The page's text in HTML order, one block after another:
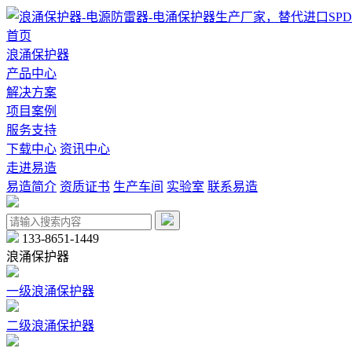
首页
浪涌保护器
产品中心
解决方案
项目案例
服务支持
下载中心 资讯中心
走进易造
易造简介 资质证书 生产车间 实验室 联系易造
133-8651-1449
浪涌保护器
一级浪涌保护器
二级浪涌保护器